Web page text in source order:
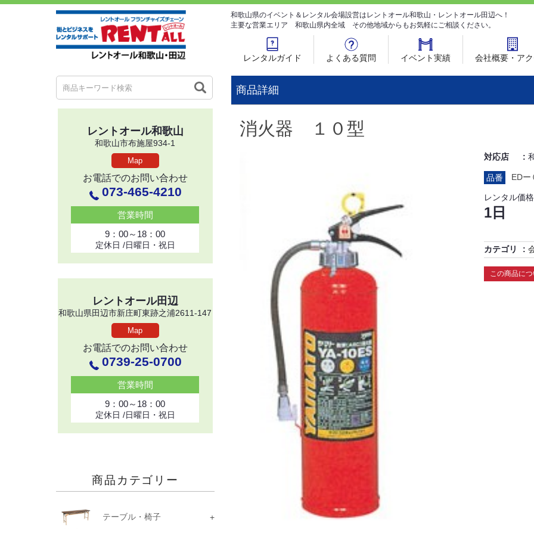
和歌山県のイベント＆レンタル会場設営はレントオール和歌山・レントオール田辺へ！
主要な営業エリア 和歌山県内全域 その他地域からもお気軽にご相談ください。
レンタルガイド よくある質問 イベント実績 会社概要・ア
レントオール和歌山
和歌山市布施屋934-1
Map
お電話でのお問い合わせ
073-465-4210
営業時間
9：00～18：00
定休日 /日曜日・祝日
レントオール田辺
和歌山県田辺市新庄町東跡之浦2611-147
Map
お電話でのお問い合わせ
0739-25-0700
営業時間
9：00～18：00
定休日 /日曜日・祝日
商品カテゴリー
テーブル・椅子
商品詳細
消火器 １０型
対応店
品番 EDー
レンタル価
1日
カテゴリ
この商品に